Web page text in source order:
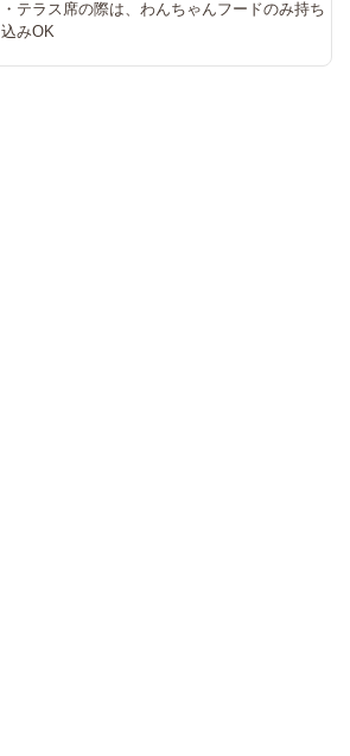
・テラス席の際は、わんちゃんフードのみ持ち
込みOK